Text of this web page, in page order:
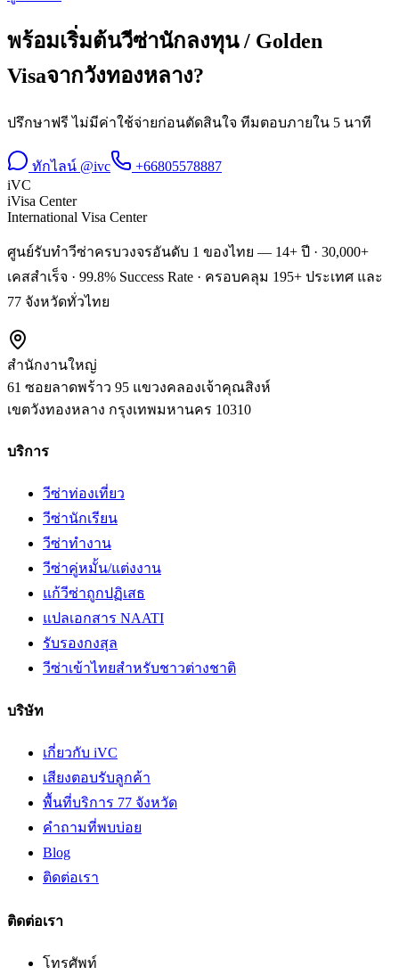
พร้อมเริ่มต้นวีซ่านักลงทุน / Golden
Visaจากวังทองหลาง?
ปรึกษาฟรี ไม่มีค่าใช้จ่ายก่อนตัดสินใจ ทีมตอบภายใน 5 นาที
ทักไลน์ @ivc
+66805578887
iVC
iVisa Center
International Visa Center
ศูนย์รับทำวีซ่าครบวงจรอันดับ 1 ของไทย — 14+ ปี · 30,000+
เคสสำเร็จ · 99.8% Success Rate · ครอบคลุม 195+ ประเทศ และ
77 จังหวัดทั่วไทย
สำนักงานใหญ่
61 ซอยลาดพร้าว 95 แขวงคลองเจ้าคุณสิงห์
เขตวังทองหลาง กรุงเทพมหานคร 10310
บริการ
วีซ่าท่องเที่ยว
วีซ่านักเรียน
วีซ่าทำงาน
วีซ่าคู่หมั้น/แต่งงาน
แก้วีซ่าถูกปฏิเสธ
แปลเอกสาร NAATI
รับรองกงสุล
วีซ่าเข้าไทยสำหรับชาวต่างชาติ
บริษัท
เกี่ยวกับ iVC
เสียงตอบรับลูกค้า
พื้นที่บริการ 77 จังหวัด
คำถามที่พบบ่อย
Blog
ติดต่อเรา
ติดต่อเรา
โทรศัพท์